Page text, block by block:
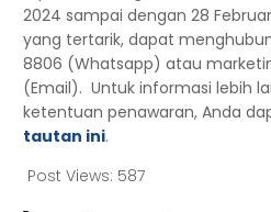
2024 sampai dengan 28
yang tertarik, dapat
8806 (Whatsapp) atau
(Email). Untuk informasi lebih
ketentuan penawaran, Anda
tautan ini.
Post Views: 587